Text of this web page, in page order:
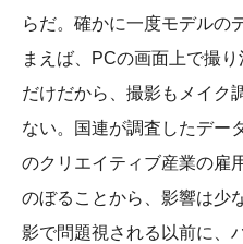
らだ。確かに一度モデルの
まえば、PCの画面上で撮
だけだから、撮影もメイク
ない。国連が調査したデー
のクリエイティブ産業の雇
のぼることから、影響は少
影で問題視される以前に、